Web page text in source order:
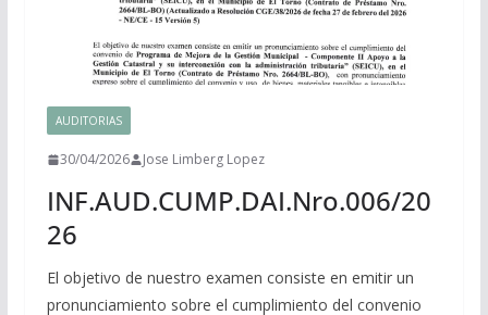
AUDITORIAS
30/04/2026 Jose Limberg Lopez
INF.AUD.CUMP.DAI.Nro.006/20
26
El objetivo de nuestro examen consiste en emitir un
pronunciamiento sobre el cumplimiento del convenio